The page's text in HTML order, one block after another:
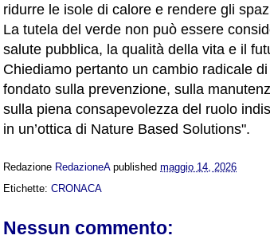
ridurre le isole di calore e rendere gli
La tutela del verde non può essere
salute pubblica, la qualità della vita e il
Chiediamo pertanto un cambio radicale
fondato sulla prevenzione, sulla
sulla piena consapevolezza del ruolo
in un’ottica di Nature Based Solutions".
Redazione RedazioneA published maggio 14, 2026
Etichette: CRONACA
Nessun commento: